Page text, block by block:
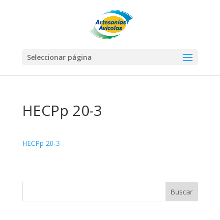
Seleccionar página
HECPp 20-3
HECPp 20-3